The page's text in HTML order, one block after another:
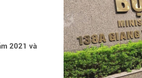
2021 và